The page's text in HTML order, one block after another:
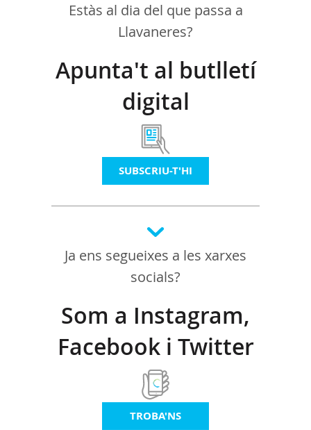
Estàs al dia del que passa a
Llavaneres?
Apunta't al butlletí
digital
SUBSCRIU-T'HI
Ja ens segueixes a les xarxes
socials?
Som a Instagram,
Facebook i Twitter
TROBA'NS